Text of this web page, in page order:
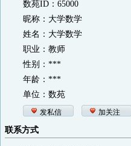
数苑ID：65000
昵称：大学数学
姓名：大学数学
职业：教师
性别：***
年龄：***
单位：数苑
发私信 加关注
联系方式